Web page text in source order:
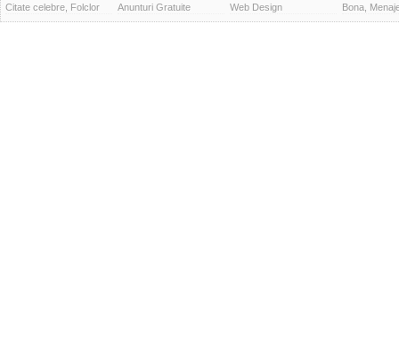
Citate celebre, Folclor Anunturi Gratuite Web Design Bona,